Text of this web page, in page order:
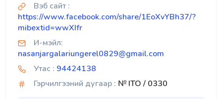
Вэб сайт :
https://www.facebook.com/share/1EoXvYBh37/?
mibextid=wwXIfr
И-мэйл:
nasanjargalariungerel0829@gmail.com
Утас : 94424138
Гэрчилгээний дугаар : № ITO / 0330